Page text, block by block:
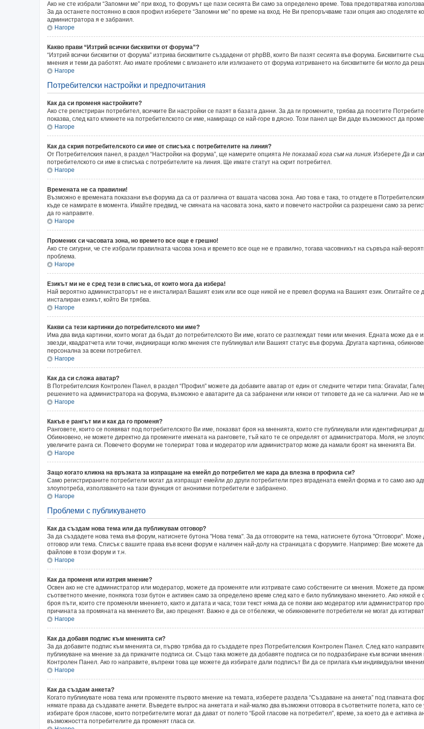
Ако не сте избрали “Запомни ме” при вход, то форумът ще пази сесията Ви само за определено време. Това предотвратява
За да останете постоянно в своя профил изберете “Запомни ме” по време на вход. Не Ви препоръчваме тази опция ако споделяте
администратора я е забранил.
Нагоре
Какво прави “Изтрий всички бисквитки от форума”?
“Изтрий всички бисквитки от форума” изтрива бисквитките създадени от phpBB, които Ви пазят сесията във форума. Бисквитките
мнения и теми да работят. Ако имате проблеми с влизането или излизането от форума изтриването на бисквитките би могло да
Нагоре
Потребителски настройки и предпочитания
Как да си променя настройките?
Ако сте регистриран потребител, всичките Ви настройки се пазят в базата данни. За да ги промените, трябва да посетите
показва, след като кликнете на потребителското си име, намиращо се най-горе в дясно. Този панел ще Ви даде възможност да
Нагоре
Как да скрия потребителското си име от списъка с потребителите на линия?
От Потребителския панел, в раздел “Настройки на форума”, ще намерите опцията Не показвай кога съм на линия. ИзберетеДа и
потребителското си име в списъка с потребителите на линия. Ще имате статут на скрит потребител.
Нагоре
Времената не са правилни!
Възможно е времената показани във форума да са от различна от вашата часова зона. Ако това е така, то отидете в
къде се намирате в момента. Имайте предвид, че смяната на часовата зона, както и повечето настройки са разрешени само за
да го направите.
Нагоре
Промених си часовата зона, но времето все още е грешно!
Ако сте сигурни, че сте избрали правилната часова зона и времето все още не е правилно, тогава часовникът на сървъра най-
проблема.
Нагоре
Езикът ми не е сред тези в списъка, от които мога да избера!
Най вероятно администраторът не е инсталирал Вашият език или все още никой не е превел форума на Вашият език. Опитайте
инсталиран езикът, който Ви трябва.
Нагоре
Какви са тези картинки до потребителското ми име?
Има два вида картинки, които могат да бъдат до потребителското Ви име, когато се разглеждат теми или мнения. Едната може да
звезди, квадратчета или точки, индикиращи колко мнения сте публикувал или Вашият статус във форума. Другата картинка,
персонална за всеки потребител.
Нагоре
Как да си сложа аватар?
В Потребителския Контролен Панел, в раздел “Профил” можете да добавите аватар от един от следните четири типа: Gravatar,
решението на администратора на форума, възможно е аватарите да са забранени или някои от типовете да не са налични. Ако не
Нагоре
Какъв е рангът ми и как да го променя?
Ранговете, които се появяват под потребителското Ви име, показват броя на мненията, които сте публикували или
Обикновено, не можете директно да промените имената на ранговете, тъй като те се определят от администратора. Моля, не
увеличите ранга си. Повечето форуми не толерират това и модератор или администратор може да намали броят на мненията Ви.
Нагоре
Защо когато кликна на връзката за изпращане на емейл до потребител ме кара да влезна в профила си?
Само регистрираните потребители могат да изпращат емейли до други потребители през вградената емейл форма и то само ако
злоупотреба, използването на тази функция от анонимни потребители е забранено.
Нагоре
Проблеми с публикуването
Как да създам нова тема или да публикувам отговор?
За да създадете нова тема във форум, натиснете бутона "Нова тема". За да отговорите на тема, натиснете бутона "Отговори".
отговор или тема. Списък с вашите права във всеки форум е наличен най-долу на страницата с форумите. Например: Вие можете
файлове в този форум и т.н.
Нагоре
Как да променя или изтрия мнение?
Освен ако не сте администратор или модератор, можете да променяте или изтривате само собствените си мнения. Можете да
съответното мнение, понякога този бутон е активен само за определено време след като е било публикувано мнението. Ако някой
броя пъти, които сте променяли мнението, както и датата и часа; този текст няма да се появи ако модератор или администратор
причината за промяната на мнението Ви, ако преценят. Важно е да се отбележи, че обикновените потребители не могат да
Нагоре
Как да добавя подпис към мненията си?
За да добавите подпис към мненията си, първо трябва да го създадете през Потребителския Контролен Панел. След като
публикуване на мнение за да прикачите подписа си. Също така можете да добавяте подписа си по подразбиране към всички
Контролен Панел. Ако го направите, въпреки това ще можете да избирате дали подписът Ви да се прилага към индивидуални
Нагоре
Как да създам анкета?
Когато публикувате нова тема или променяте първото мнение на темата, изберете раздела “Създаване на анкета” под главната
нямате права да създавате анкети. Въведете въпрос на анкетата и най-малко два възможни отговора в съответните полета, като
избирате броя гласове, които потребителите могат да дават от полето “Брой гласове на потребител”, време, за което да е активна
възможността потребителите да променят гласа си.